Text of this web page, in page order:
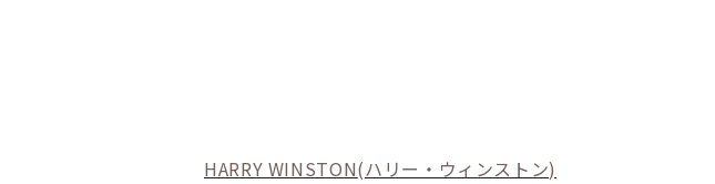
HARRY WINSTON(ハリー・ウィンストン)